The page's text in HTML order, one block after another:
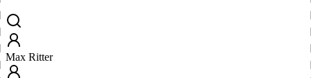
Max Ritter